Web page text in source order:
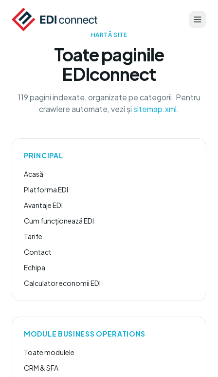
HARTĂ SITE
Toate paginile
EDIconnect
119pagini indexate, organizate pe categorii. Pentru
crawlere automate, vezi șisitemap.xml.
PRINCIPAL
Acasă
Platforma EDI
Avantaje EDI
Cum funcționează EDI
Tarife
Contact
Echipa
Calculator economii EDI
MODULE BUSINESS OPERATIONS
Toate modulele
CRM & SFA